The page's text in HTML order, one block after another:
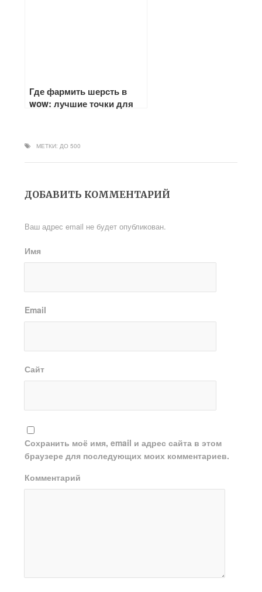
Где фармить шерсть в
wow: лучшие точки для
МЕТКИ:ДО 500
ДОБАВИТЬ КОММЕНТАРИЙ
Ваш адрес email не будет опубликован.
Имя
Email
Сайт
Сохранить моё имя, email и адрес сайта в этом
браузере для последующих моих комментариев.
Комментарий